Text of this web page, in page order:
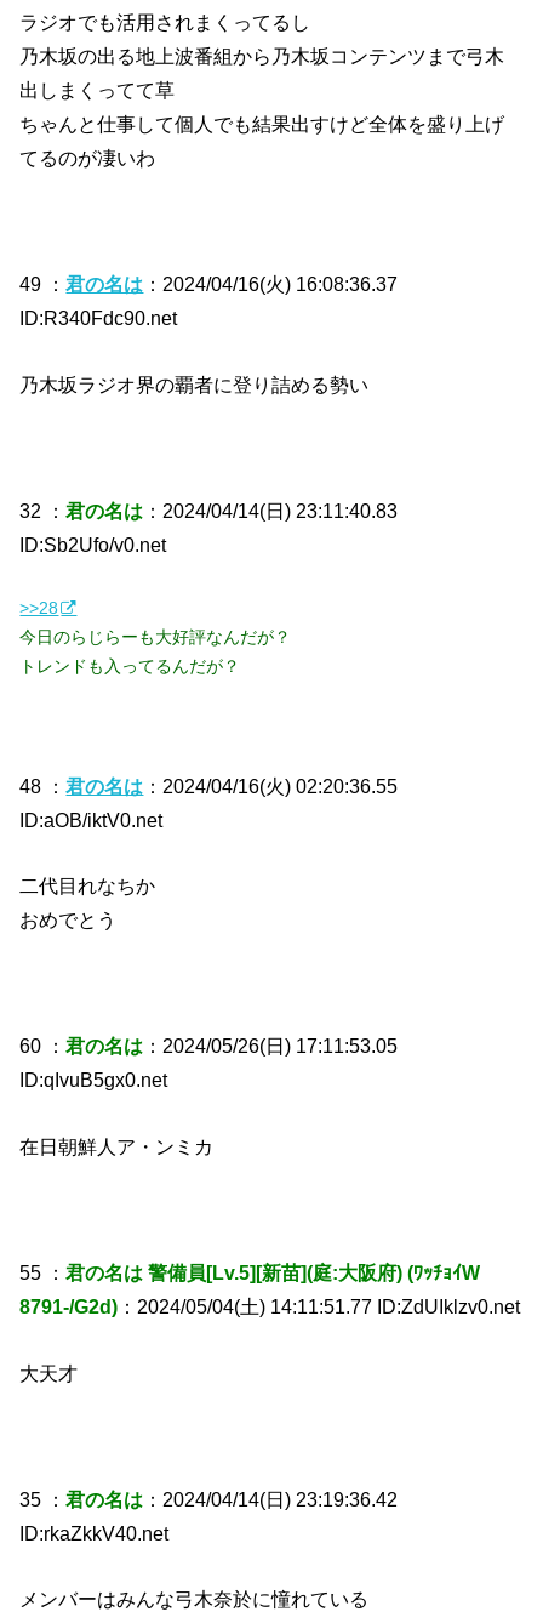
ラジオでも活用されまくってるし
乃木坂の出る地上波番組から乃木坂コンテンツまで弓木
出しまくってて草
ちゃんと仕事して個人でも結果出すけど全体を盛り上げ
てるのが凄いわ
49 ：君の名は ：2024/04/16(火) 16:08:36.37
ID:R340Fdc90.net
乃木坂ラジオ界の覇者に登り詰める勢い
32 ：君の名は ：2024/04/14(日) 23:11:40.83
ID:Sb2Ufo/v0.net
>>28
今日のらじらーも大好評なんだが？
トレンドも入ってるんだが？
48 ：君の名は ：2024/04/16(火) 02:20:36.55
ID:aOB/iktV0.net
二代目れなちか
おめでとう
60 ：君の名は ：2024/05/26(日) 17:11:53.05
ID:qIvuB5gx0.net
在日朝鮮人ア・ンミカ
55 ：君の名は 警備員[Lv.5][新苗](庭:大阪府) (ﾜｯﾁｮｲW
8791-/G2d) ：2024/05/04(土) 14:11:51.77 ID:ZdUIklzv0.net
大天才
35 ：君の名は ：2024/04/14(日) 23:19:36.42
ID:rkaZkkV40.net
メンバーはみんな弓木奈於に憧れている